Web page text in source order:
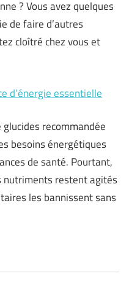
? Vous avez quelques
de faire d’autres
cloîtré chez vous et
d’énergie essentielle
recommandée
besoins énergétiques
de santé. Pourtant,
nutriments restent agités
les bannissent sans